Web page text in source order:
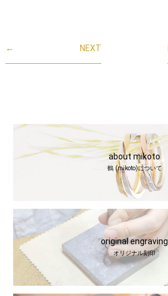
← NEXT
about mikoto
鶴 (mikoto)について
original engraving
オリジナル刻印